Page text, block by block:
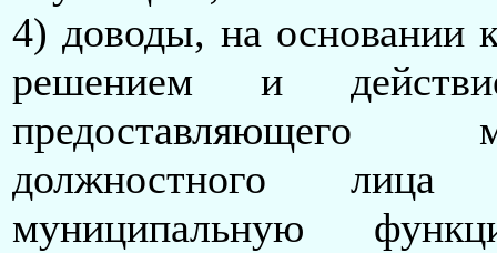
4) доводы, на основании
решением и
предоставляющего
должностного лица
муниципальную